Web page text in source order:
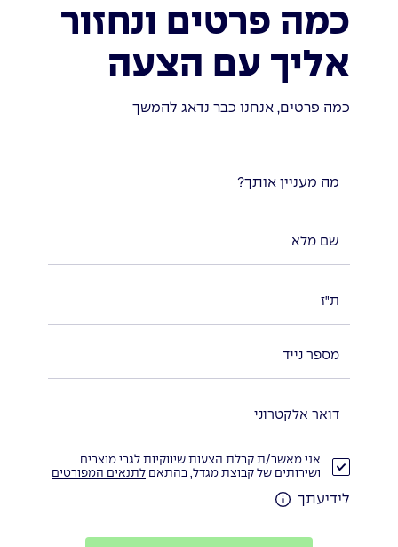
כמה פרטים ונחזור
אליך עם הצעה
כמה פרטים, אנחנו כבר נדאג להמשך
מה מעניין אותך?
אני מאשר/ת קבלת הצעות שיווקיות לגבי מוצרים
ושירותים של קבוצת מגדל, בהתאם לתנאים המפורטים
לידיעתך